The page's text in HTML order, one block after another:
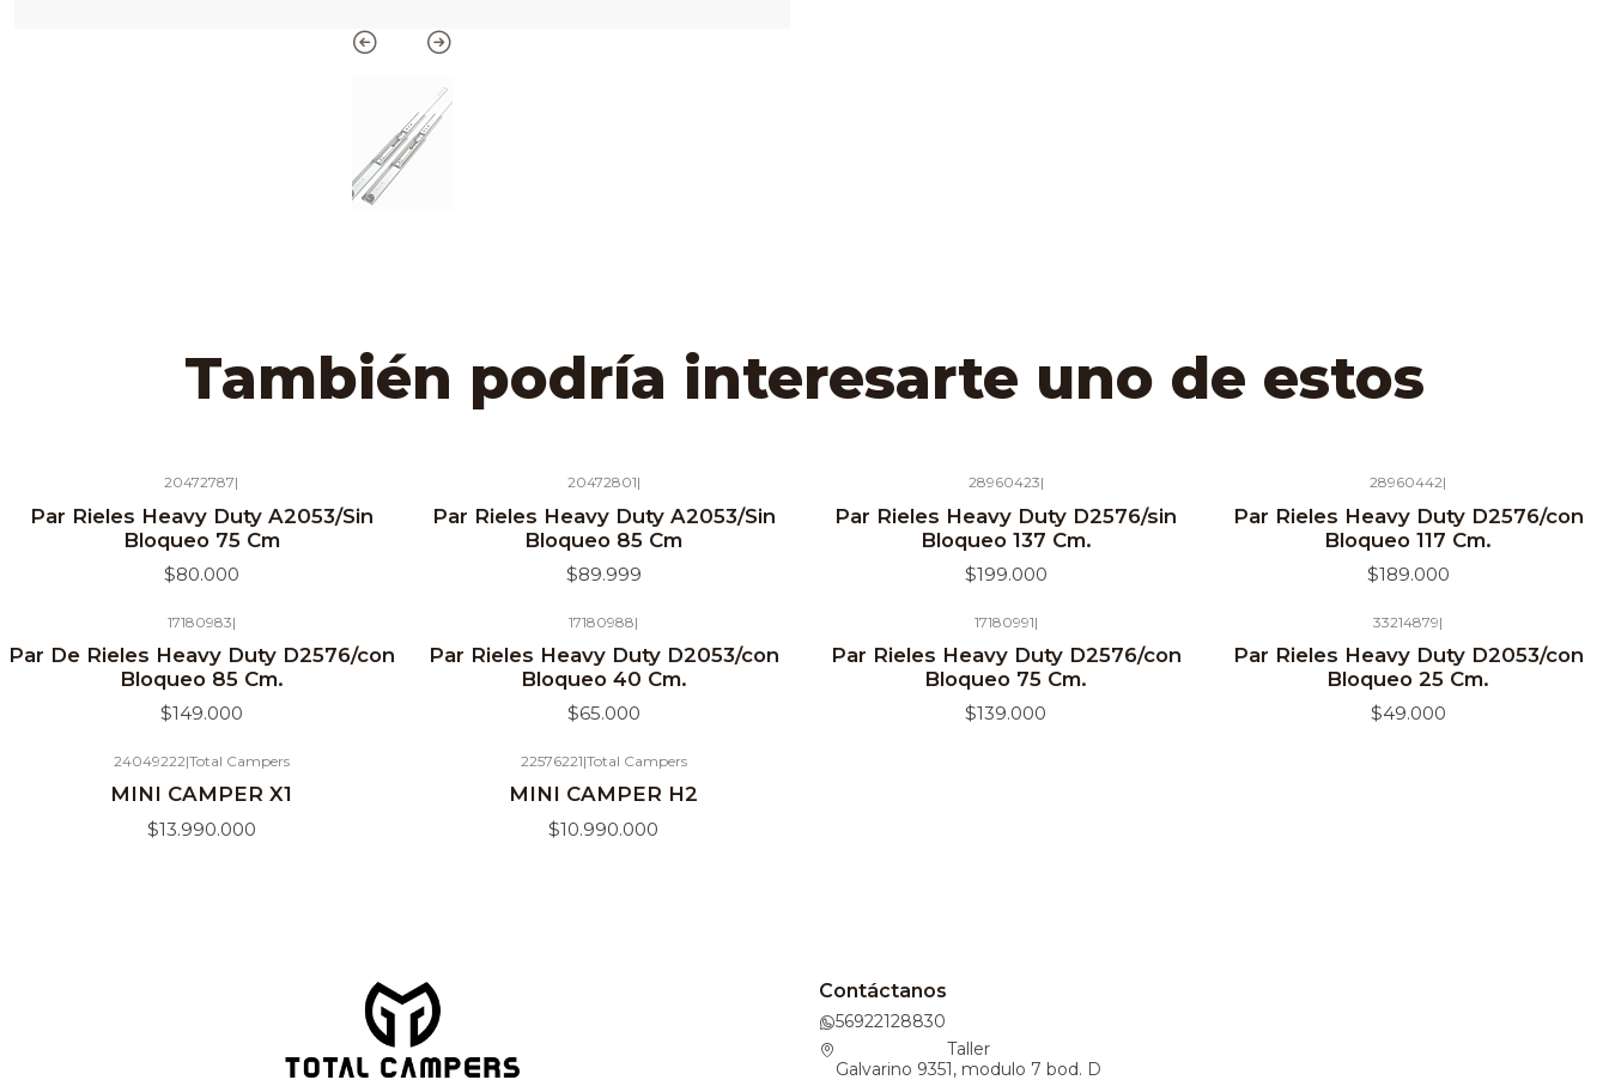
También podría interesarte uno de estos
20472787|
Par Rieles Heavy Duty A2053/Sin
Bloqueo 75 Cm
$80.000
20472801|
Par Rieles Heavy Duty A2053/Sin
Bloqueo 85 Cm
$89.999
28960423|
Par Rieles Heavy Duty D2576/sin
Bloqueo 137 Cm.
$199.000
28960442|
Par Rieles Heavy Duty D2576/con
Bloqueo 117 Cm.
$189.000
17180983|
Par De Rieles Heavy Duty D2576/con
Bloqueo 85 Cm.
$149.000
17180988|
Par Rieles Heavy Duty D2053/con
Bloqueo 40 Cm.
$65.000
17180991|
Par Rieles Heavy Duty D2576/con
Bloqueo 75 Cm.
$139.000
33214879|
Par Rieles Heavy Duty D2053/con
Bloqueo 25 Cm.
$49.000
24049222|Total Campers
MINI CAMPER X1
$13.990.000
22576221|Total Campers
MINI CAMPER H2
$10.990.000
Contáctanos
56922128830
Taller
Galvarino 9351, modulo 7 bod. D